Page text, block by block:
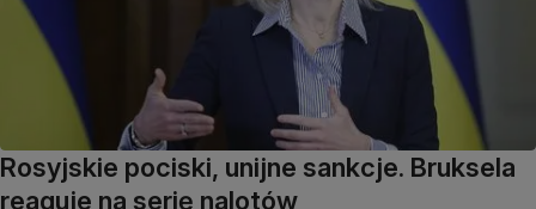
Rosyjskie pociski, unijne sankcje. Bruksela
reaguje na serię nalotów